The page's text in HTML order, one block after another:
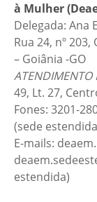
à Mulher
Delegada: Ana
Rua 24, nº 203,
– Goiânia -GO
ATENDIMENTO
49, Lt. 27,
Fones: 3201-
(sede
E-mails:
estendida)